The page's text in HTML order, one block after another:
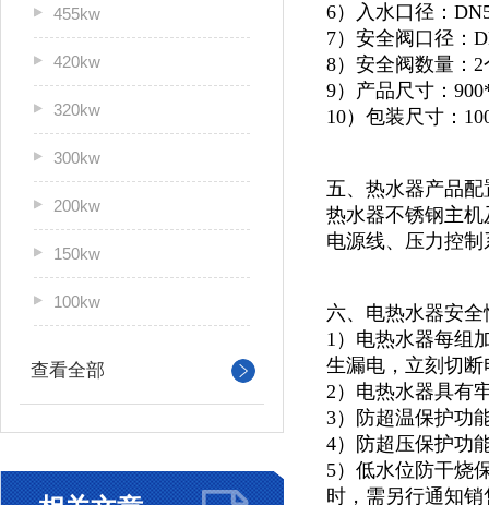
455kw
420kw
320kw
300kw
200kw
150kw
100kw
查看全部
6）入水口径：
7）安全阀口径：
8）安全阀数量：2
9）产品尺寸：
10）包装尺寸：
五、热水器产品配
热水器不锈钢主
电源线、压力控
六、电热水器安全
1）电热水器每组
生漏电，立刻切
2）电热水器具有
3）防超温保护功
4）防超压保护功
5）低水位防干烧
时，需另行通知